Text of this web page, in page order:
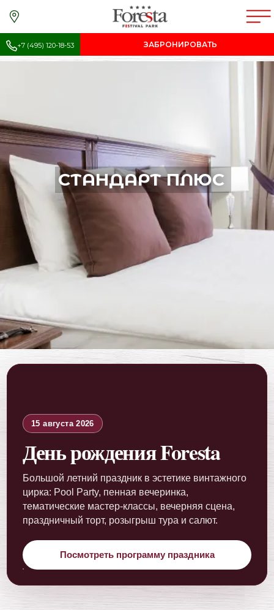
+7 (495) 120-18-53 ЗАБРОНИРОВАТЬ
СТАНДАРТ ПЛЮС
15 августа 2026
День рождения Foresta
Большой летний праздник в эстетике винтажного
цирка: Pool Party, пенная вечеринка,
тематические мастер-классы, вечерняя сцена,
праздничный торт, розыгрыш тура и салют.
Посмотреть программу праздника